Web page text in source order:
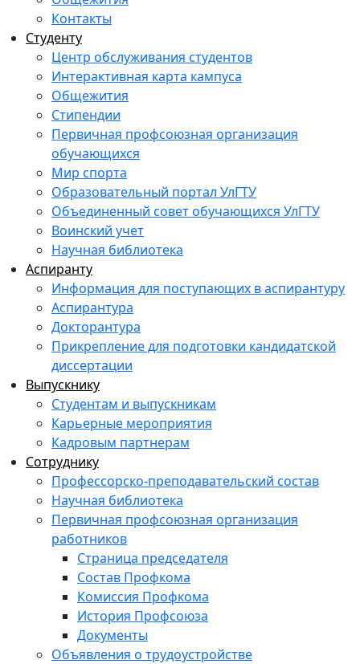
Контакты
Студенту
Центр обслуживания студентов
Интерактивная карта кампуса
Общежития
Стипендии
Первичная профсоюзная организация
обучающихся
Мир спорта
Образовательный портал УлГТУ
Объединенный совет обучающихся УлГТУ
Воинский учет
Научная библиотека
Аспиранту
Информация для поступающих в аспирантуру
Аспирантура
Докторантура
Прикрепление для подготовки кандидатской
диссертации
Выпускнику
Студентам и выпускникам
Карьерные мероприятия
Кадровым партнерам
Сотруднику
Профессорско-преподавательский состав
Научная библиотека
Первичная профсоюзная организация
работников
Страница председателя
Состав Профкома
Комиссия Профкома
История Профсоюза
Документы
Объявления о трудоустройстве